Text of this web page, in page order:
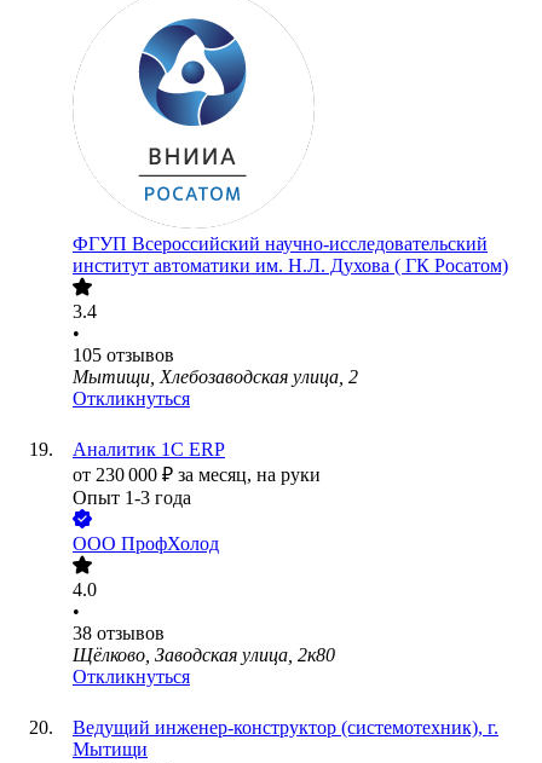
ФГУП Всероссийский научно-исследовательский
институт автоматики им. Н.Л. Духова ( ГК Росатом)
3.4
•
105 отзывов
Мытищи, Хлебозаводская улица, 2
Откликнуться
Аналитик 1С ERP
от 230 000 ₽ за месяц, на руки
Опыт 1-3 года
ООО ПрофХолод
4.0
•
38 отзывов
Щёлково, Заводская улица, 2к80
Откликнуться
Ведущий инженер-конструктор (системотехник), г.
Мытищи